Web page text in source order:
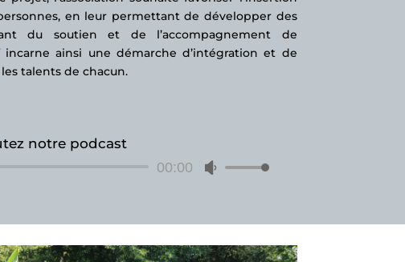
en leur permettant de développer des
du soutien et de l’accompagnement de
incarne ainsi une démarche d’intégration et de
talents de chacun.
notre podcast
Lecteur
00:00
Utilisez
haut/bas
augmenter